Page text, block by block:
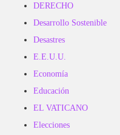
DERECHO
Desarrollo Sostenible
Desastres
E.E.U.U.
Economía
Educación
EL VATICANO
Elecciones